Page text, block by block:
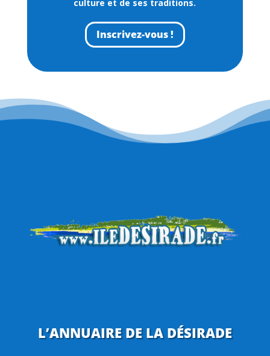
culture et de ses traditions.
Inscrivez-vous !
L’ANNUAIRE DE LA DÉSIRADE